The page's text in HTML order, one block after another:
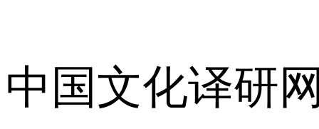
中国文化译研